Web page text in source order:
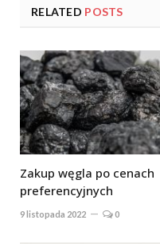
RELATED POSTS
Zakup węgla po cenach
preferencyjnych
9 listopada 2022 0